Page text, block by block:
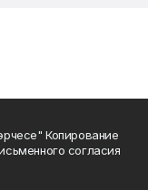
Копирование
согласия